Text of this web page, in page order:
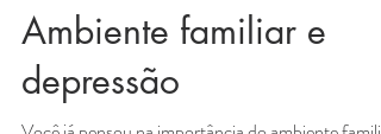
Andresa Forster
Ambiente familiar e